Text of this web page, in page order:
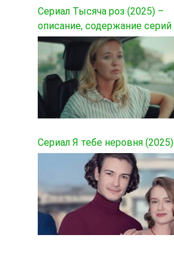
Сериал Тысяча роз (2025) –
описание, содержание серий
Сериал Я тебе неровня (2025)